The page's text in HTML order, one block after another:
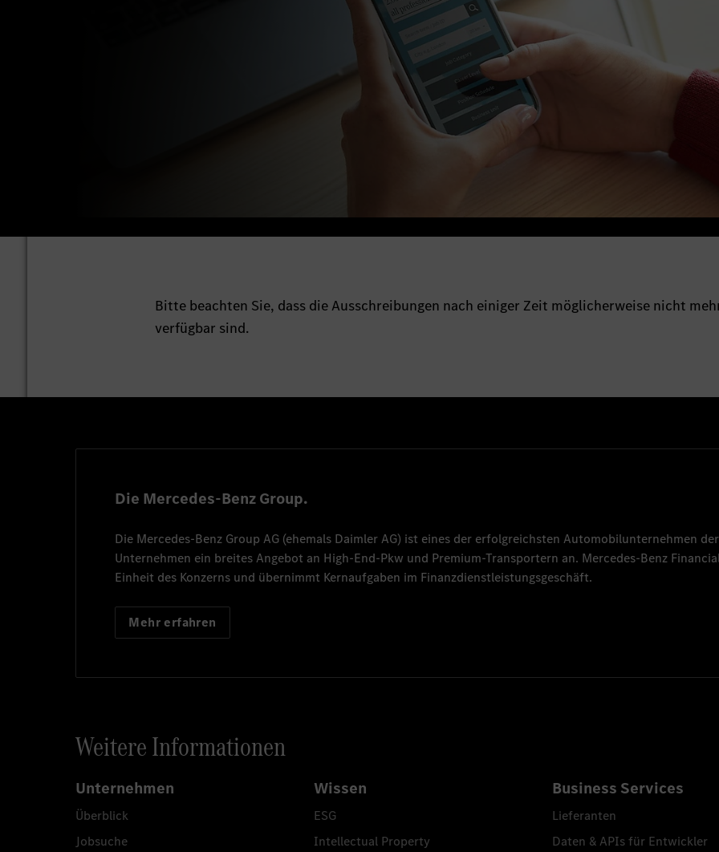
Bitte beachten Sie, dass die Ausschreibungen nach einiger Zeit möglicherweise nicht
verfügbar sind.
Die Mercedes-Benz Group.
Die Mercedes-Benz Group AG (ehemals Daimler AG) ist eines der erfolgreichsten Automobilunternehmen
Unternehmen ein breites Angebot an High-End-Pkw und Premium-Transportern an. Mercedes-Benz
Einheit des Konzerns und übernimmt Kernaufgaben im Finanzdienstleistungsgeschäft.
Mehr erfahren
Weitere Informationen
Unternehmen
Überblick
Jobsuche
Wissen
ESG
Intellectual Property
Business Services
Lieferanten
Daten & APIs für Entwickler